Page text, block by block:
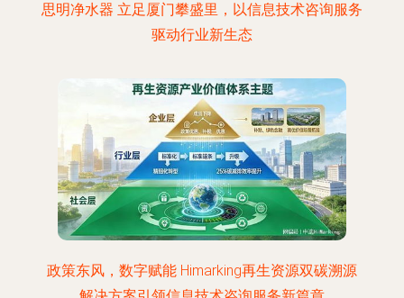
思明净水器 立足厦门攀盛里，以信息技术咨询服务
驱动行业新生态
政策东风，数字赋能 Himarking再生资源双碳溯源